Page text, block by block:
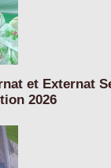
et Externat
2026